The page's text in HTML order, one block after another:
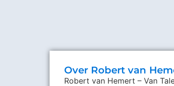
Over Robert van
Robert van Hemert – Van